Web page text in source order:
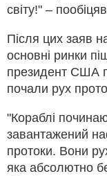
світу!" –
Після цих заяв
основні ринки
президент США
почали рух
"Кораблі
завантажений
протоки. Вони
яка абсолютно